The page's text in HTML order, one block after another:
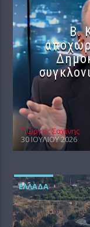
Β.
Γιώργος Σαχίνης
30 ΙΟΥΛΊΟΥ 2026
ΕΛΛΆΔΑ